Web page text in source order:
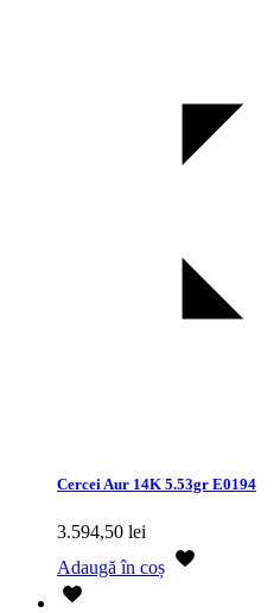
Cercei Aur 14K 5.53gr E0194
3.594,50 lei
Adaugă în coș